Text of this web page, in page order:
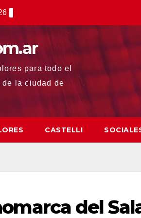
para todo el
la ciudad de
CASTELLI
del